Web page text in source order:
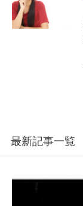
最新記事一覧